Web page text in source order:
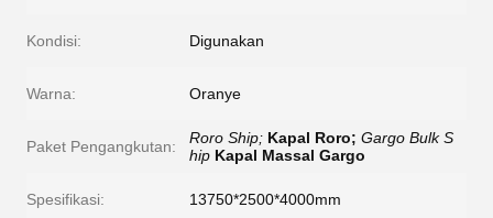
Kondisi: Digunakan
Warna: Oranye
Paket Pengangkutan: Roro Ship; Kapal Roro; Gargo Bulk S
hip Kapal Massal Gargo
Spesifikasi: 13750*2500*4000mm